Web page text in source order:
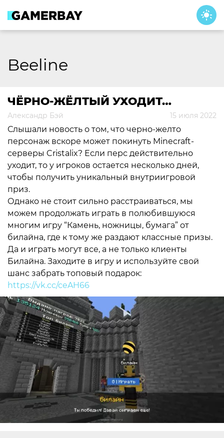
content
Beeline
ЧЁРНО-ЖЁЛТЫЙ УХОДИТ…
Александр Бэй 15 июля 2022
Слышали новость о том, что черно-желто
персонаж вскоре может покинуть Minecraft-
серверы Cristalix? Если перс действительно
уходит, то у игроков остается несколько дней,
чтобы получить уникальный внутриигровой
приз.
Однако не стоит сильно расстраиваться, мы
можем продолжать играть в полюбившуюся
многим игру “Камень, ножницы, бумага” от
билайна, где к тому же раздают классные призы.
Да и играть могут все, а не только клиенты
Билайна. Заходите в игру и используйте свой
шанс забрать топовый подарок:
https://vk.cc/ceAH66